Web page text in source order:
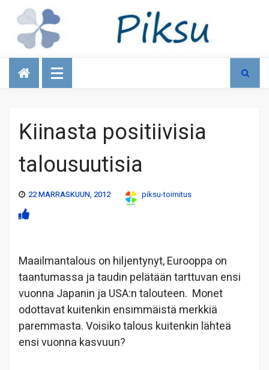
Talous
Kiinasta positiivisia
talousuutisia
22 MARRASKUUN, 2012 piksu-toimitus
Maailmantalous on hiljentynyt, Eurooppa on
taantumassa ja taudin pelätään tarttuvan ensi
vuonna Japanin ja USA:n talouteen. Monet
odottavat kuitenkin ensimmäistä merkkiä
paremmasta. Voisiko talous kuitenkin lähteä
ensi vuonna kasvuun?